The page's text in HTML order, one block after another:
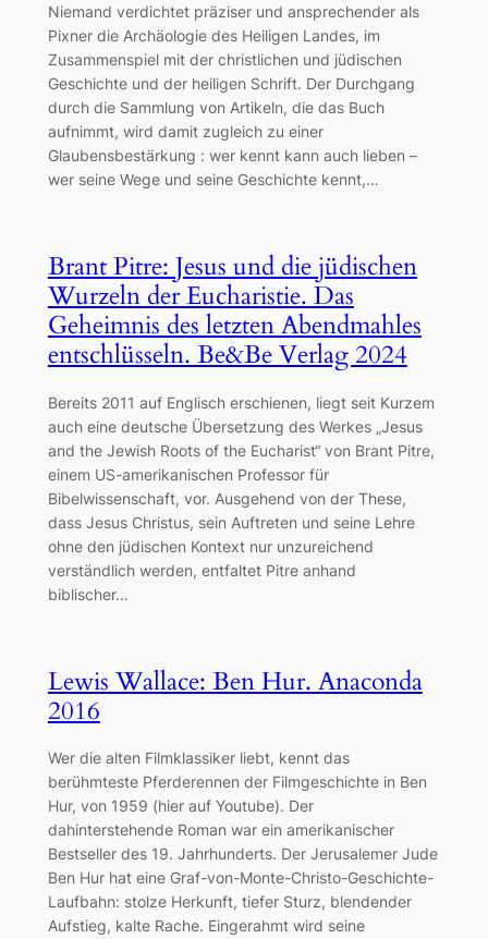
Niemand verdichtet präziser und ansprechender als
Pixner die Archäologie des Heiligen Landes, im
Zusammenspiel mit der christlichen und jüdischen
Geschichte und der heiligen Schrift. Der Durchgang
durch die Sammlung von Artikeln, die das Buch
aufnimmt, wird damit zugleich zu einer
Glaubensbestärkung : wer kennt kann auch lieben –
wer seine Wege und seine Geschichte kennt,…
Brant Pitre: Jesus und die jüdischen
Wurzeln der Eucharistie. Das
Geheimnis des letzten Abendmahles
entschlüsseln. Be&Be Verlag 2024
Bereits 2011 auf Englisch erschienen, liegt seit Kurzem
auch eine deutsche Übersetzung des Werkes „Jesus
and the Jewish Roots of the Eucharist“ von Brant Pitre,
einem US-amerikanischen Professor für
Bibelwissenschaft, vor. Ausgehend von der These,
dass Jesus Christus, sein Auftreten und seine Lehre
ohne den jüdischen Kontext nur unzureichend
verständlich werden, entfaltet Pitre anhand
biblischer…
Lewis Wallace: Ben Hur. Anaconda
2016
Wer die alten Filmklassiker liebt, kennt das
berühmteste Pferderennen der Filmgeschichte in Ben
Hur, von 1959 (hier auf Youtube). Der
dahinterstehende Roman war ein amerikanischer
Bestseller des 19. Jahrhunderts. Der Jerusalemer Jude
Ben Hur hat eine Graf-von-Monte-Christo-Geschichte-
Laufbahn: stolze Herkunft, tiefer Sturz, blendender
Aufstieg, kalte Rache. Eingerahmt wird seine